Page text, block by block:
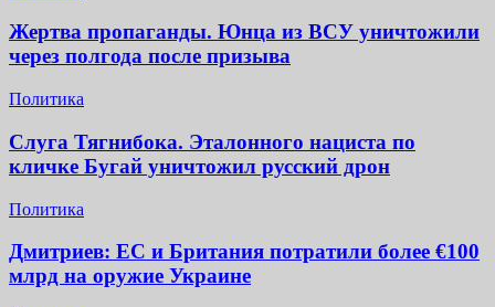
Жертва пропаганды. Юнца из ВСУ уничтожили
через полгода после призыва
Политика
Слуга Тягнибока. Эталонного нациста по
кличке Бугай уничтожил русский дрон
Политика
Дмитриев: ЕС и Британия потратили более €100
млрд на оружие Украине